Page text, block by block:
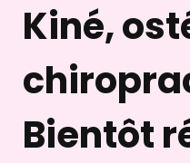
Kiné,
Bientôt